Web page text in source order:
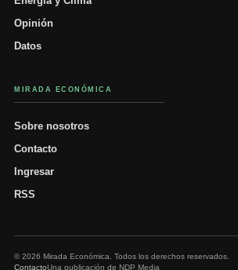
Opinión
Datos
MIRADA ECONÓMICA
Sobre nosotros
Contacto
Ingresar
RSS
© 2026 Mirada Económica. Todos los derechos reservados.
ContactoUna publicación de NDP Media